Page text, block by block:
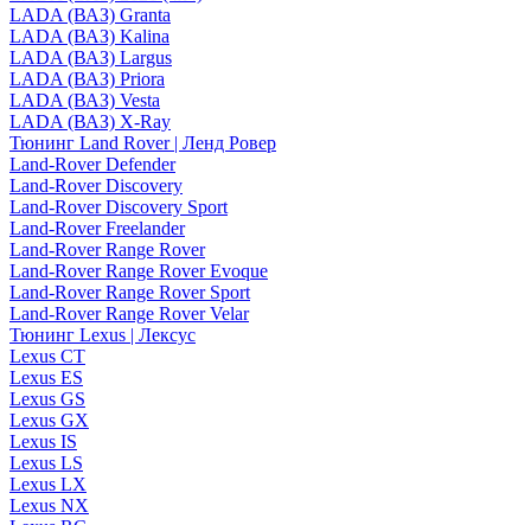
LADA (ВАЗ) Granta
LADA (ВАЗ) Kalina
LADA (ВАЗ) Largus
LADA (ВАЗ) Priora
LADA (ВАЗ) Vesta
LADA (ВАЗ) X-Ray
Тюнинг Land Rover | Ленд Ровер
Land-Rover Defender
Land-Rover Discovery
Land-Rover Discovery Sport
Land-Rover Freelander
Land-Rover Range Rover
Land-Rover Range Rover Evoque
Land-Rover Range Rover Sport
Land-Rover Range Rover Velar
Тюнинг Lexus | Лексус
Lexus CT
Lexus ES
Lexus GS
Lexus GX
Lexus IS
Lexus LS
Lexus LX
Lexus NX